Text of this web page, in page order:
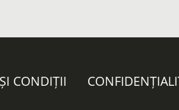
CONDIȚII